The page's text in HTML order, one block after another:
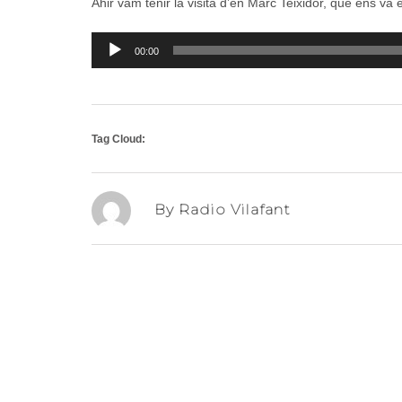
Reproductor
d'àudio
00:00
Tag Cloud:
By Radio Vilafant